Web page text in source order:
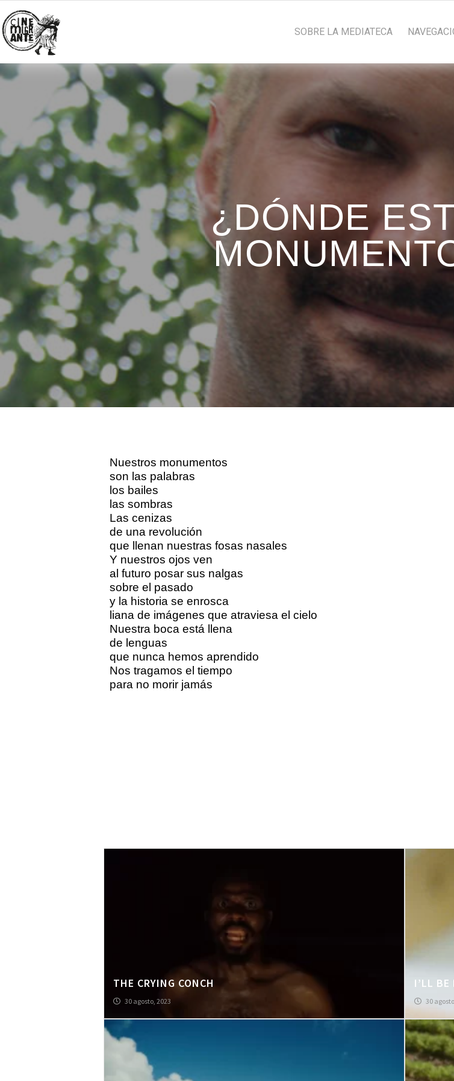
SOBRE LA MEDIATECA
¿DÓNDE
Nuestros monumentos
son las palabras
los bailes
las sombras
Las cenizas
de una revolución
que llenan nuestras fosas nasales
Y nuestros ojos ven
al futuro posar sus nalgas
sobre el pasado
y la historia se enrosca
liana de imágenes que atraviesa el cielo
Nuestra boca está llena
de lenguas
que nunca hemos aprendido
Nos tragamos el tiempo
para no morir jamás
THE CRYING CONCH
30 agosto, 2023
I’LL BE
30